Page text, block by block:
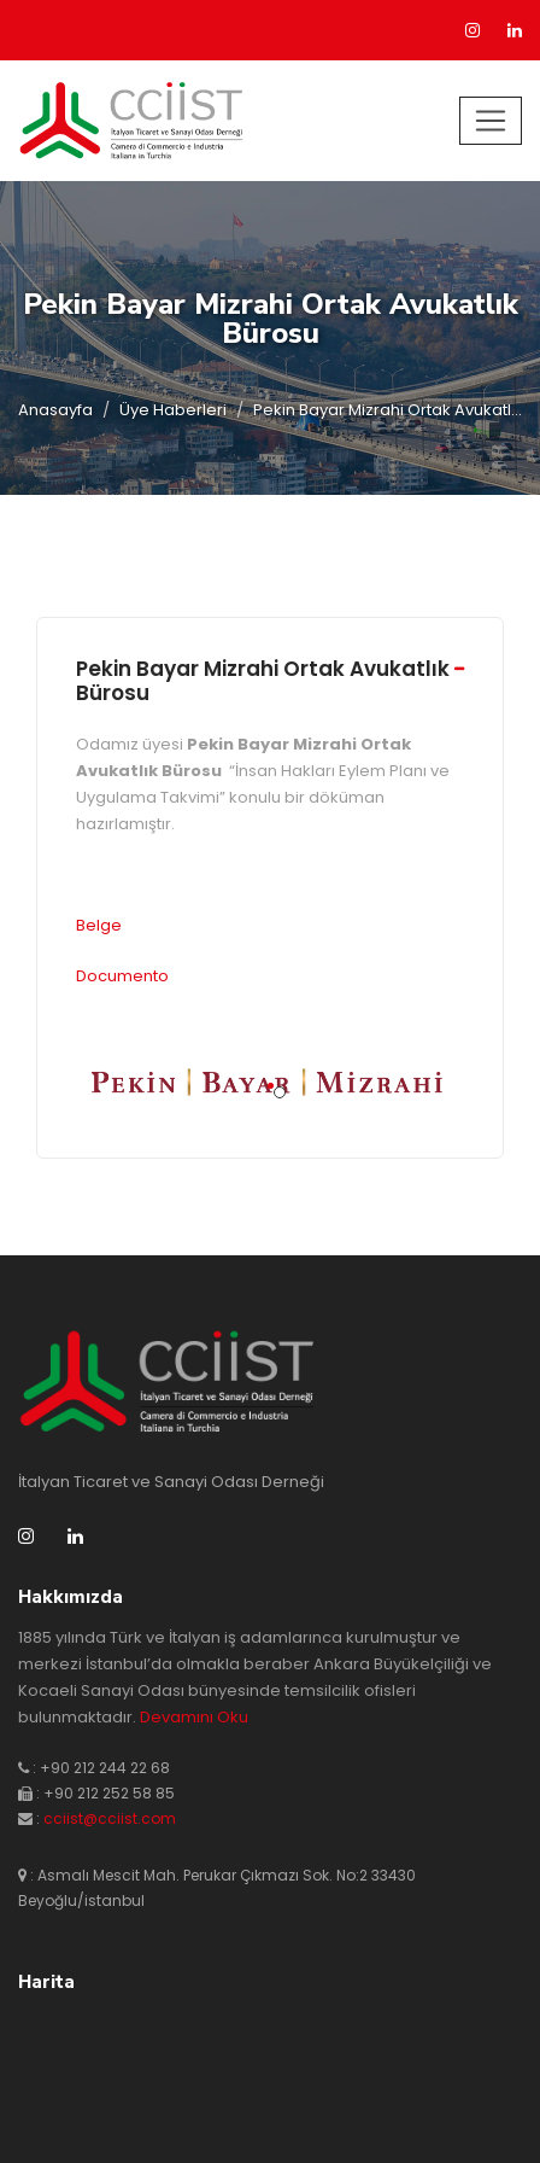
Pekin Bayar Mizrahi Ortak Avukatlık
Bürosu
Anasayfa Üye Haberleri Pekin Bayar Mizrahi Ortak Avukatl...
Pekin Bayar Mizrahi Ortak Avukatlık
Bürosu
Odamız üyesi Pekin Bayar Mizrahi Ortak
Avukatlık Bürosu “İnsan Hakları Eylem Planı ve
Uygulama Takvimi” konulu bir döküman
hazırlamıştır.
Belge
Documento
İtalyan Ticaret ve Sanayi Odası Derneği
Hakkımızda
1885 yılında Türk ve İtalyan iş adamlarınca kurulmuştur ve
merkezi İstanbul’da olmakla beraber Ankara Büyükelçiliği ve
Kocaeli Sanayi Odası bünyesinde temsilcilik ofisleri
bulunmaktadır. Devamını Oku
: +90 212 244 22 68
: +90 212 252 58 85
: cciist@cciist.com
: Asmalı Mescit Mah. Perukar Çıkmazı Sok. No:2 33430
Beyoğlu/istanbul
Harita